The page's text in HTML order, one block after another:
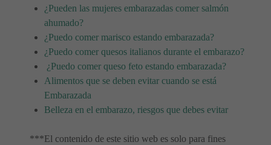
¿Pueden las mujeres embarazadas comer salmón
ahumado?
¿Puedo comer marisco estando embarazada?
¿Puedo comer quesos italianos durante el embarazo?
¿Puedo comer queso feto estando embarazada?
Alimentos que se deben evitar cuando se está
Embarazada
Belleza en el embarazo, riesgos que debes evitar
***El contenido de este sitio web es solo para fines